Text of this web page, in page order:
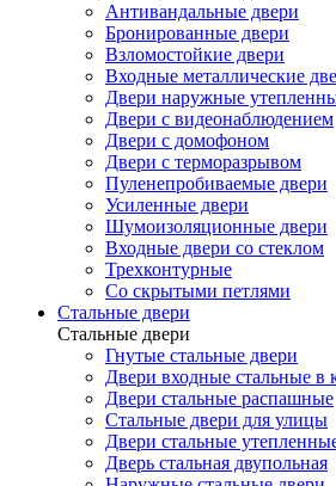
Антивандальные двери
Бронированные двери
Взломостойкие двери
Входные металлические
Двери наружные
Двери с видеонаблюдением
Двери с домофоном
Двери с терморазрывом
Пуленепробиваемые двери
Усиленные двери
Шумоизоляционные двери
Входные двери со стеклом
Трехконтурные
Со скрытыми петлями
Стальные двери
Стальные двери
Гнутые стальные двери
Двери входные стальные в
Двери стальные распашные
Стальные двери для улицы
Двери стальные
Дверь стальная двупольная